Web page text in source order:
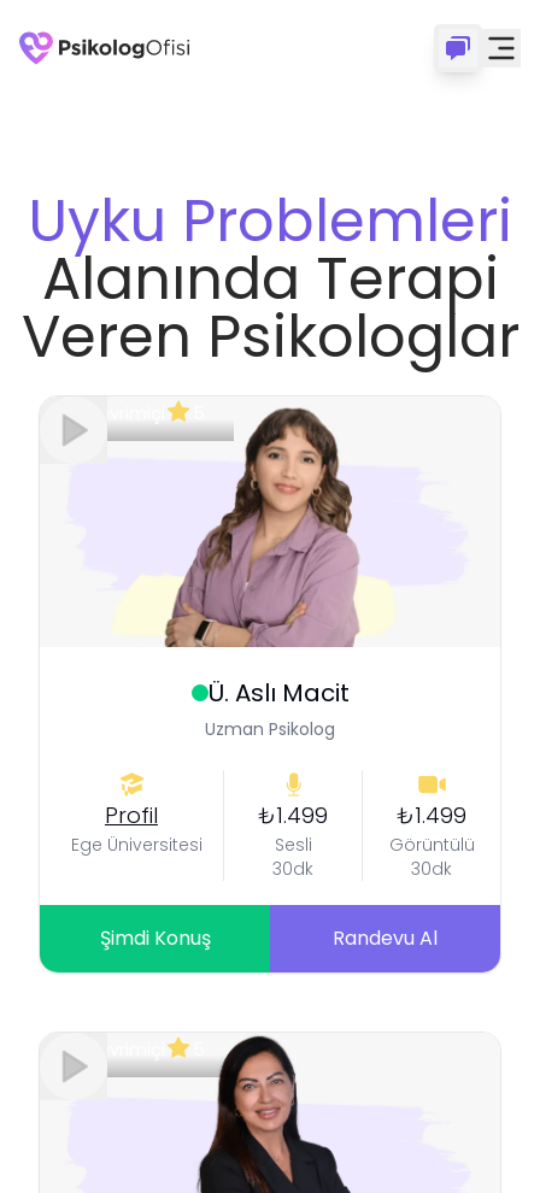
Uyku Problemleri
Alanında Terapi
Veren Psikologlar
Ü. Aslı Macit
Uzman Psikolog
Profil
Ege Üniversitesi
₺1.499
Sesli
30dk
₺1.499
Görüntülü
30dk
Şimdi Konuş Randevu Al